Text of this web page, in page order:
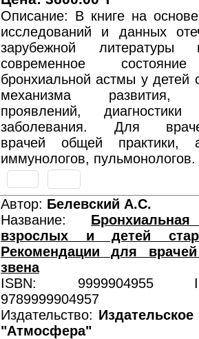
Описание: В книге на
исследований и данных
зарубежной литературы
современное
бронхиальной астмы у детей
механизма развития,
проявлений,
заболевания. Для
врачей общей практики,
иммунологов, пульмонологов.
Автор: Белевский А.С.
Название:
взрослых и детей
Рекомендации для
звена
ISBN: 9999904955
9789999904957
Издательство:
"Атмосфера"